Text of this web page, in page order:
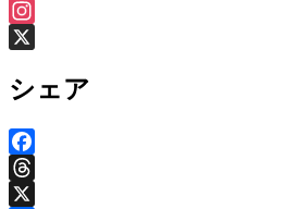
Threads
Instagram
シェア
Facebook
Threads